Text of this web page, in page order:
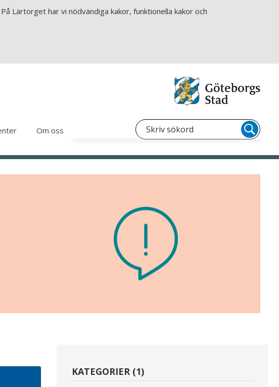
Lärtorget har vi nödvändiga kakor, funktionella kakor och
Om oss
KATEGORIER (1)